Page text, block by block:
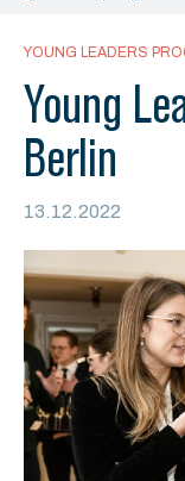
YOUNG LEADERS
Young
Berlin
13.12.2022